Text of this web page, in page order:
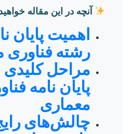
آنچه در این مقاله
اهمیت پایان
رشته فناوری
مراحل
پایان نامه
معماری
چالش‌های